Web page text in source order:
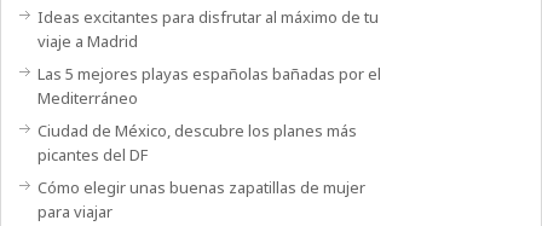
Ideas excitantes para disfrutar al máximo de tu
viaje a Madrid
Las 5 mejores playas españolas bañadas por el
Mediterráneo
Ciudad de México, descubre los planes más
picantes del DF
Cómo elegir unas buenas zapatillas de mujer
para viajar